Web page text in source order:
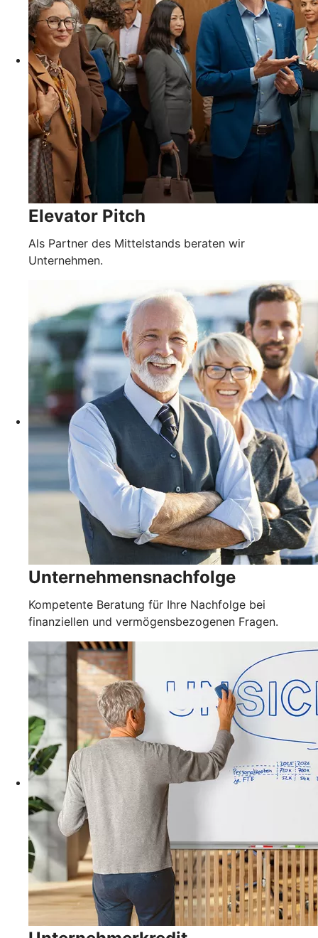
Elevator Pitch
Als Partner des Mittelstands beraten wir
Unternehmen.
Unternehmensnachfolge
Kompetente Beratung für Ihre Nachfolge bei
finanziellen und vermögensbezogenen Fragen.